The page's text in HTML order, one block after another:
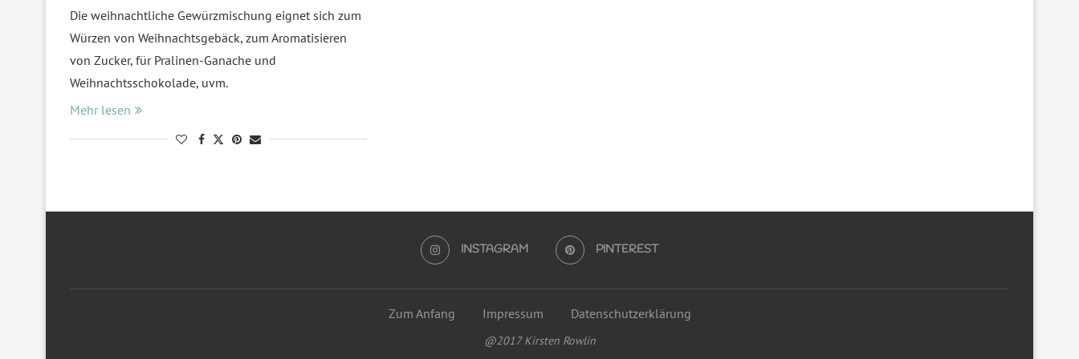
Die weihnachtliche Gewürzmischung eignet sich zum
Würzen von Weihnachtsgebäck, zum Aromatisieren
von Zucker, für Pralinen-Ganache und
Weihnachtsschokolade, uvm.
Mehr lesen
INSTAGRAM PINTEREST
Zum Anfang Impressum Datenschutzerklärung
@2017 Kirsten Rowlin